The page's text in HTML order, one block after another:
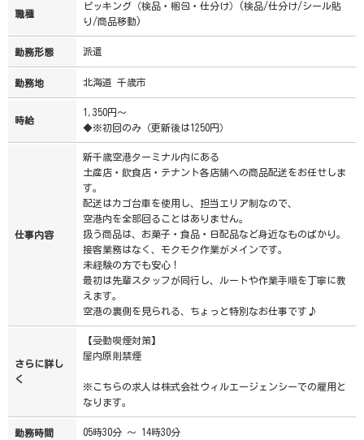
職種
ピッキング（検品・梱包・仕分け）(検品/仕分け/シール貼
り/商品移動)
勤務形態 派遣
勤務地 北海道 千歳市
時給
1,350円～
◆※初回のみ（更新後は1250円）
仕事内容
新千歳空港ターミナル内にある
土産店・飲食店・テナント各店舗への商品配送をお任せしま
す。
配送はカゴ台車を使用し、担当エリア制なので、
空港内を全部回ることはありません。
扱う商品は、お菓子・食品・日配品など身近なものばかり。
接客業務はなく、モクモク作業がメインです。
未経験の方でも安心！
最初は先輩スタッフが同行し、ルートや作業手順を丁寧に教
えます。
空港の裏側を見られる、ちょっと特別なお仕事です♪
さらに詳し
く
【受動喫煙対策】
屋内原則禁煙
※こちらの求人は株式会社ウィルエージェンシーでの雇用と
なります。
勤務時間 05時30分 ～ 14時30分